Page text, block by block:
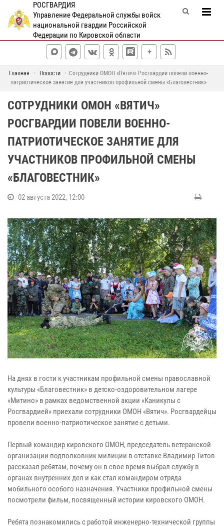
РОСГВАРДИЯ
Управление Федеральной службы войск
национальной гвардии Российской
Федерации по Кировской области
Главная Новости
Сотрудники ОМОН «Вятич» Росгвардии повели военно-
патриотическое занятие для участников профильной смены «Благовестник»
СОТРУДНИКИ ОМОН «ВЯТИЧ»
РОСГВАРДИИ ПОВЕЛИ ВОЕННО-
ПАТРИОТИЧЕСКОЕ ЗАНЯТИЕ ДЛЯ
УЧАСТНИКОВ ПРОФИЛЬНОЙ СМЕНЫ
«БЛАГОВЕСТНИК»
02 августа 2022, 12:00
На днях в гости к участникам профильной смены православной
культуры «Благовестник» в детско-оздоровительном лагере
«Митино» в рамках ведомственной акции «Каникулы с
Росгвардией» приехали сотрудники ОМОН «Вятич». Росгвардейцы
провели военно-патриотическое занятие с детьми.
Первый командир кировского ОМОН, председатель ветеранской
организации подполковник милиции в отставке Владимир Титов
рассказал ребятам, почему он в свое время выбрал службу в
органах внутренних дел и как стал командиром отряда
мобильного особого назначения. Участники профильной смены
посмотрели фильм, посвященный истории кировского ОМОН.
Ребята познакомились с работой инженерно-технической группы